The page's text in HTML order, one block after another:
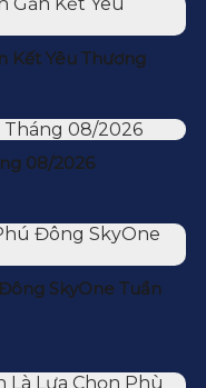
Kết Yêu Thương
08/2026
SkyOne Tuần